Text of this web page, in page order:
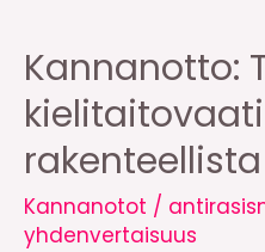
sanoista
tekoihin
Kannanotto:
Kannanotot /
yhdenvertaisuus